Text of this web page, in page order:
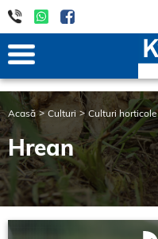
Acasă Culturi Culturi horticole
Hrean